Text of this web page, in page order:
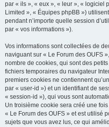
par « ils », « eux », « leur », « logiciel
Limited », « Équipes phpBB »)
pendant n’importe quelle session
par « vos informations »).
Vos informations sont collectées de
naviguant sur « Le Forum des OUFS
nombre de cookies, qui sont des
fichiers temporaires du navigateur
premiers cookies ne contiennent
par « user-id ») et un identifiant de
« session-id »), qui vous sont
Un troisième cookie sera créé une
« Le Forum des OUFS » et est utilisé
sujets que vous avez lus, ce qui